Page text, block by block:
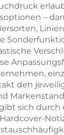
–
den
sich durch